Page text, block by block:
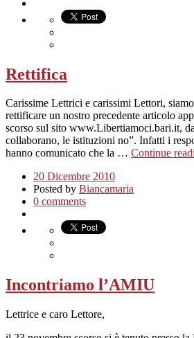
Rettifica
Carissime Lettrici e carissimi Lettori,
rettificare un nostro precedente articolo
scorso sul sito www.Libertiamoci.bari.it,
collaborano, le istituzioni no”. Infatti i
hanno comunicato che la … Continue
20 Dicembre 2010
Posted by Biancamaria
0 comments
Incontriamo l’AMIU
Lettrice e caro Lettore,